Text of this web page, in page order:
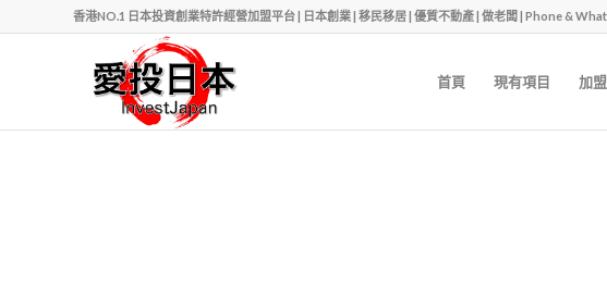
香港NO.1 日本投資創業特許經營加盟平台 | 日本創業 | 移民移居 | 優質不動產 | 做老闆 | Phone &
首頁 現有項目 加